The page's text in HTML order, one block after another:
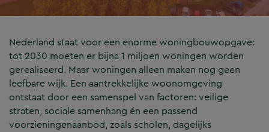
Nederland staat voor een enorme woningbouwopgave:
tot 2030 moeten er bijna 1 miljoen woningen worden
gerealiseerd. Maar woningen alleen maken nog geen
leefbare wijk. Een aantrekkelijke woonomgeving
ontstaat door een samenspel van factoren: veilige
straten, sociale samenhang én een passend
voorzieningenaanbod, zoals scholen, dagelijks